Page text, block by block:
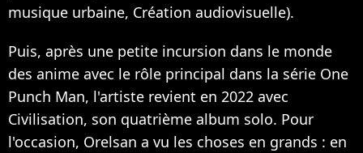
musique urbaine, Création audiovisuelle).
Puis, après une petite incursion dans le monde
des anime avec le rôle principal dans la série One
Punch Man, l'artiste revient en 2022 avec
Civilisation, son quatrième album solo. Pour
l'occasion, Orelsan a vu les choses en grands : en